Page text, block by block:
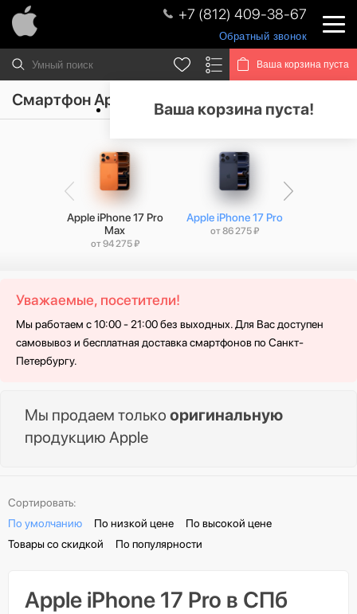
+7 (812) 409-38-67
Обратный звонок
Ваша корзина пуста
Ваша корзина пуста!
Смартфон Apple iPhone 17 Pro
Apple iPhone 17 Pro
Max
от 94 275 ₽
Apple iPhone 17 Pro
от 86 275 ₽
Уважаемые, посетители!
Мы работаем с 10:00 - 21:00 без выходных. Для Вас доступен
самовывоз и бесплатная доставка смартфонов по Санкт-
Петербургу.
Мы продаем только оригинальную
продукцию Apple
Сортировать:
По умолчанию
По низкой цене
По высокой цене
Товары со скидкой
По популярности
Apple iPhone 17 Pro в СПб